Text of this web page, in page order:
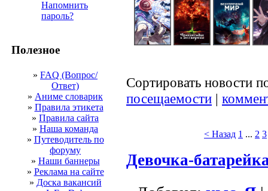
Напомнить
пароль?
Полезное
» FAQ (Вопрос/
Ответ)
» Аниме словарик
» Правила этикета
» Правила сайта
» Наша команда
» Путеводитель по
форуму
» Наши баннеры
» Реклама на сайте
» Доска вакансий
Сортировать новости
посещаемости |
< Назад 1 ... 2 3
Девочка-